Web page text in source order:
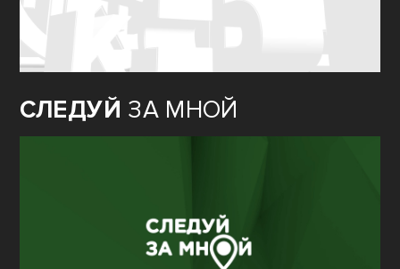
СЛЕДУЙ ЗА МНОЙ